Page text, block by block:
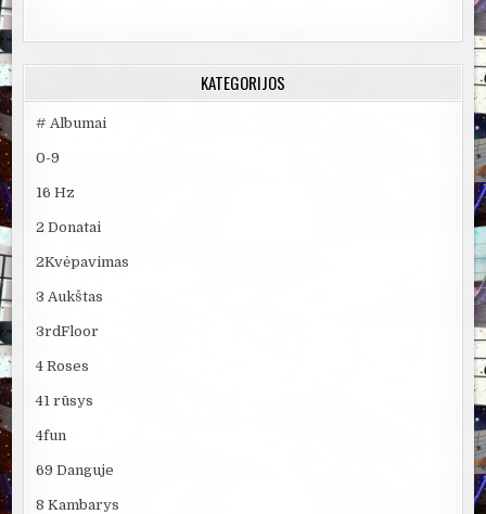
KATEGORIJOS
# Albumai
0-9
16 Hz
2 Donatai
2Kvėpavimas
3 Aukštas
3rdFloor
4 Roses
41 rūsys
4fun
69 Danguje
8 Kambarys